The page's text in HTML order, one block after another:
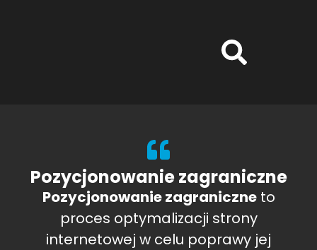
Pozycjonowanie zagraniczne
Pozycjonowanie zagraniczneto
proces optymalizacji strony
internetowej w celu poprawy jej